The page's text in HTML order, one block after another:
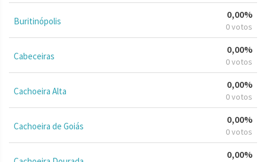
Buritinópolis
0,00%
0 votos
Cabeceiras
0,00%
0 votos
Cachoeira Alta
0,00%
0 votos
Cachoeira de Goiás
0,00%
0 votos
0,00%